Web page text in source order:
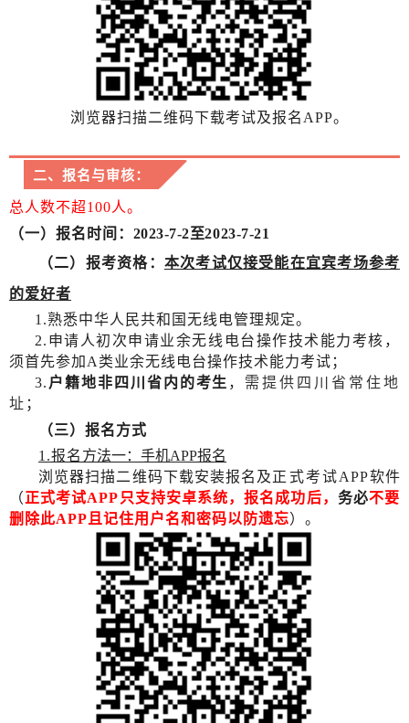
浏览器扫描二维码下载考试及报名APP。
二、报名与审核：
总人数不超100人。
（一） 报名时间 ：2023-7-2至2023-7-21
（二）报考资格： 本次考试仅接受能在宜宾考场参考
的爱好者
1.熟悉中华人民共和国无线电管理规定。
2. 申请人初次申请业余无线电台操作技术能力考核，
须首先参加A类业余无线电台操作技术能力考试；
3. 户籍地非四川省内的考生 ， 需提供四川省常住地
址 ；
（三）报名方式
1.报名 方法一：手机APP报名
浏览器扫描二维码下载安装报名及正式考试APP软件
（正式考试APP只支持安卓系统，报名成功后， 务必不要
删除此APP且记住用户名和密码以防遗忘）。